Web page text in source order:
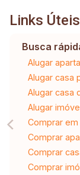
Links Úteis
Busca
Alugar
Alugar casa
Alugar casa
Alugar
Comprar em
Comprar
Comprar
Comprar